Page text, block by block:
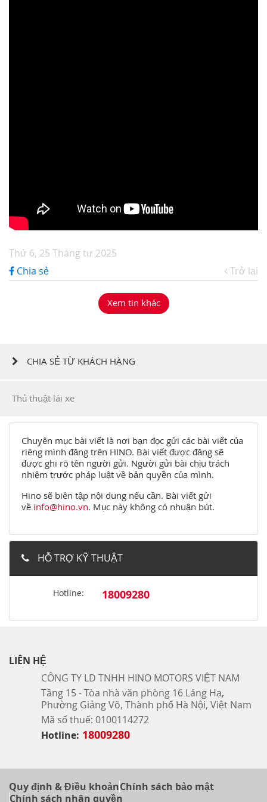
Thứ 6, 25 Tháng tư 2025
Chia sẻ
Trở lại
Xem tin khác
CHIA SẺ TỪ KHÁCH HÀNG
Thủ thuật lái xe
Chuyên mục bài viết là nơi bạn đọc gửi các bài viết của
riêng mình đăng trên HINO. Bài viết được đăng sẽ
được ghi rõ tên người gửi. Người gửi bài chịu trách
nhiệm trước pháp luật về bản quyền của mình.
Hino sẽ biên tập nội dung nếu cần. Bài viết gửi
về info@hino.vn. Mục này không có nhuận bút.
HỖ TRỢ KỸ THUẬT
Hotline: 18009280
LIÊN HỆ
CÔNG TY LD TNHH HINO MOTORS VIỆT NAM
Tầng 15 - Tòa nhà văn phòng 16 Láng Hạ,
Phường Giảng Võ, Thành phố Hà Nội, Việt Nam
Mã số thuế: 0100114272
Hotline: 18009280
Quy định & Điều khoảnChính sách bảo mật
Chính sách nhân quyền